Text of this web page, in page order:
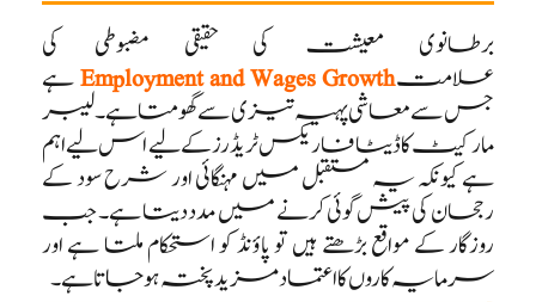
برطانوی معیشت کی حقیقی مضبوطی کی
علامتEmployment and Wages Growthہے
جس سے معاشی پہیہ تیزی سے گھومتا ہے۔ لیبر
مارکیٹ کا ڈیٹا فاریکس ٹریڈرز کے لیے اس لیے اہم
ہے کیونکہ یہ مستقبل میں مہنگائی اور شرح سود کے
رجحان کی پیش گوئی کرنے میں مدد دیتا ہے۔ جب
روزگار کے مواقع بڑھتے ہیں تو پاؤنڈ کو استحکام ملتا ہے اور
سرمایہ کاروں کا اعتماد مزید پختہ ہو جاتا ہے۔